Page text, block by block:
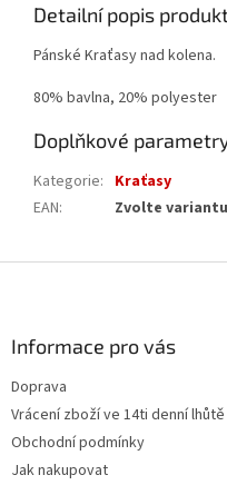
Detailní popis
Pánské Kraťasy nad kolena.
80% bavlna, 20% polyester
Doplňkové
Kategorie: Kraťasy
EAN: Zvolte variantu
Informace pro vás
Doprava
Vrácení zboží ve 14ti denní lhůtě
Obchodní podmínky
Jak nakupovat